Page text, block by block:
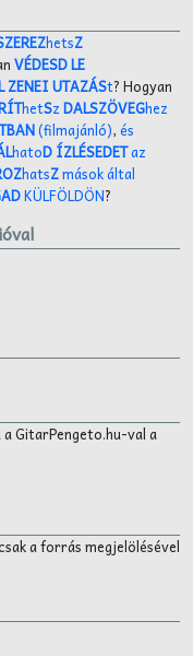
hetsZ
VÉDESD LE
ZENEI UTAZÁSt? Hogyan
hetSzDALSZÖVEGhez
(filmajánló),és
hatoD ÍZLÉSEDETaz
hatsZmások által
KÜLFÖLDÖN?
GitarPengeto.hu-val a
a forrás megjelölésével